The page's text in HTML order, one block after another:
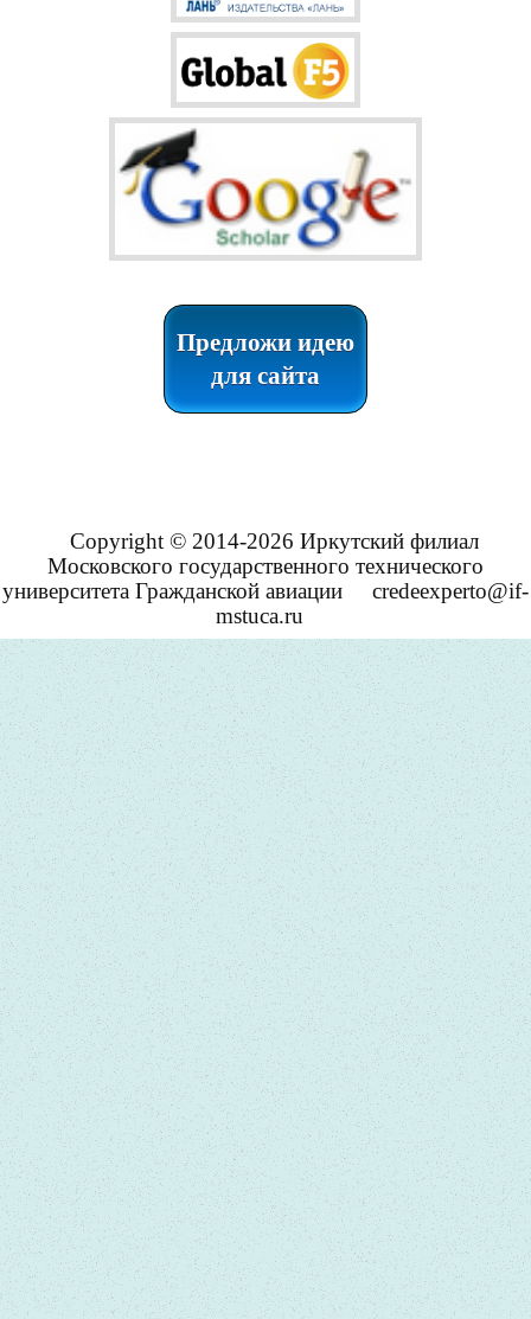
Предложи идею
для сайта
Copyright © 2014-2026 Иркутский филиал
Московского государственного технического
университета Гражданской авиации
credeexperto@if-
mstuca.ru